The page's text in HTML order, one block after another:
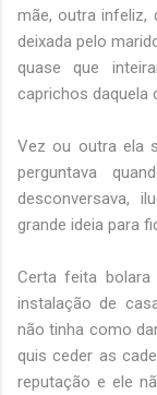
mãe, outra infeliz,
deixada pelo
quase que
caprichos daquela
Vez ou outra ela
perguntava
desconversava,
grande ideia para
Certa feita
instalação de
não tinha como
quis ceder as
reputação e ele